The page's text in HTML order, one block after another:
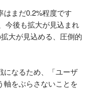
はまだ0.2%程度です
今後も拡大が見込まれ
大が見込める、圧倒的
になるため、「ユーザ
軸をぶらさないことを